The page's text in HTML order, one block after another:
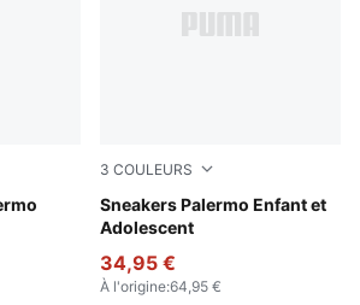
Gray-Gum
3 COULEURS
Sneakers Palermo Enfant et
Adolescent
Magic Rose-Mauve Pop
34,95 €
À l'origine:64,95 €